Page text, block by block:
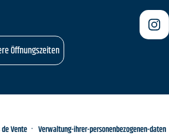
Öffnungszeiten
Vente Verwaltung-ihrer-personenbezogenen-daten